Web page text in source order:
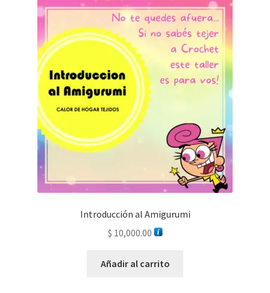
Introducción al Amigurumi
$ 10,000.00
Añadir al carrito